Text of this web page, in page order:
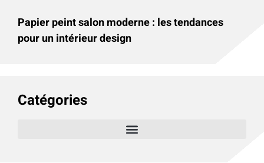
Papier peint salon moderne : les tendances
pour un intérieur design
Catégories